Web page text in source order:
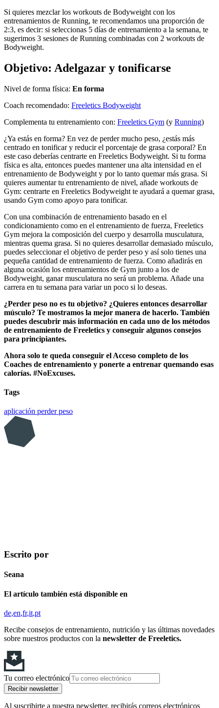
Si quieres mezclar los workouts de Bodyweight con los
entrenamientos de Running, te recomendamos una proporción de
2:3, es decir: si seleccionas 5 días de entrenamiento a la semana, te
sugerimos 3 sesiones de Running combinadas con 2 workouts de
Bodyweight.
Objetivo: Adelgazar y tonificarse
Nivel de forma física: En forma
Coach recomendado: Freeletics Bodyweight
Complementa tu entrenamiento con: Freeletics Gym (y Running)
¿Ya estás en forma? En vez de perder mucho peso, ¿estás más
centrado en tonificar y reducir el porcentaje de grasa corporal? En
este caso deberías centrarte en Freeletics Bodyweight. Si tu forma
física es alta, entonces puedes mantener una alta intensidad en el
entrenamiento de Bodyweight y por lo tanto quemar más grasa. Si
quieres aumentar tu entrenamiento de nivel, añade workouts de
Gym: centrarte en Freeletics Bodyweight te ayudará a quemar grasa,
usando Gym como apoyo para tonificar.
Con una combinación de entrenamiento basado en el
condicionamiento como en el entrenamiento de fuerza, Freeletics
Gym mejora la composición del cuerpo y desarrolla musculatura,
mientras quema grasa. Si no quieres desarrollar demasiado músculo,
puedes seleccionar el objetivo de perder peso y así solo tienes una
pequeña cantidad de entrenamiento de fuerza. Como añadirás en
alguna ocasión los entrenamientos de Gym junto a los de
Bodyweight, ganar musculatura no será un problema. Añade una
carrera en tu semana para variar un poco si lo deseas.
¿Perder peso no es tu objetivo? ¿Quieres entonces desarrollar
músculo? Te mostramos la mejor manera de hacerlo. También
puedes descubrir más información en cada uno de los métodos
de entrenamiento de Freeletics y conseguir algunos consejos
para principiantes.
Ahora solo te queda conseguir el Acceso completo de los
Coaches de entrenamiento y ponerte a entrenar quemando esas
calorías. #NoExcuses.
Tags
aplicación perder peso
Escrito por
Seana
El artículo también está disponible en
de en fr it pt
Recibe consejos de entrenamiento, nutrición y las últimas novedades
sobre nuestros productos con la newsletter de Freeletics.
Tu correo electrónico
Recibir newsletter
Al suscribirte a nuestra newsletter, recibirás correos electrónicos